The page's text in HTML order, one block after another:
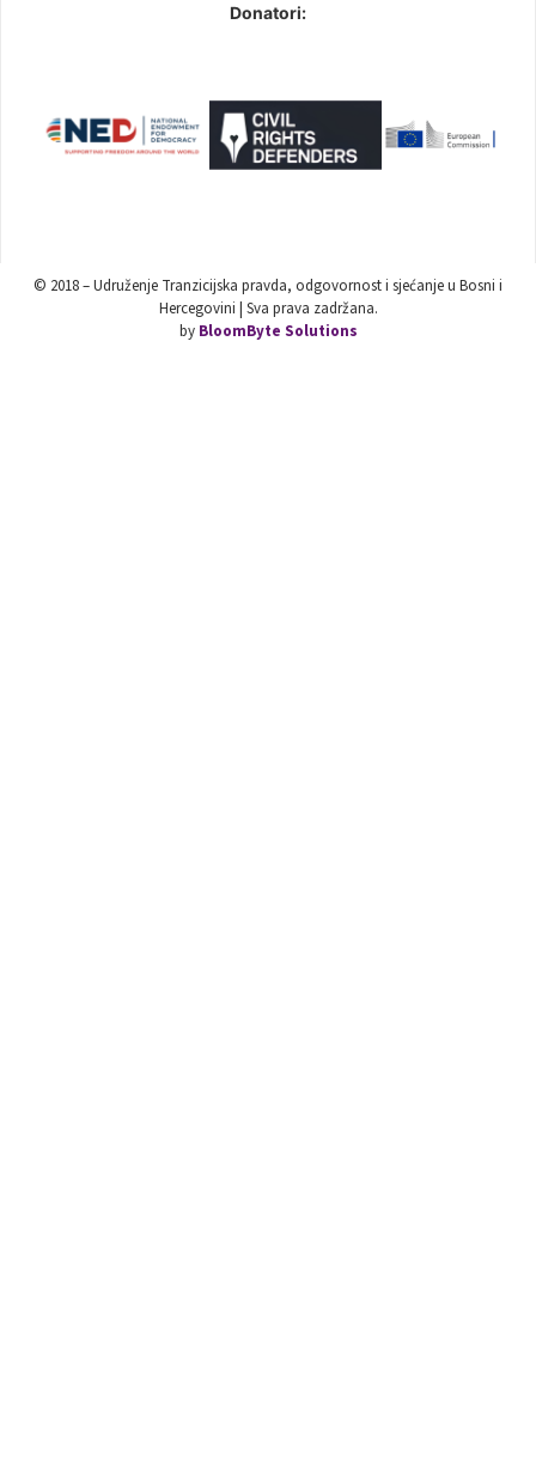
Donatori:
© 2018 – Udruženje Tranzicijska pravda, odgovornost i sjećanje u Bosni i
Hercegovini | Sva prava zadržana.
by BloomByte Solutions